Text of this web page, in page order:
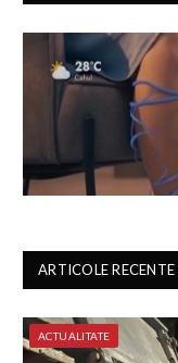
ARTICOLE RECENTE
ACTUALITATE